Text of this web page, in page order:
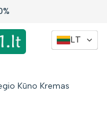
Kūno Kremas
LT